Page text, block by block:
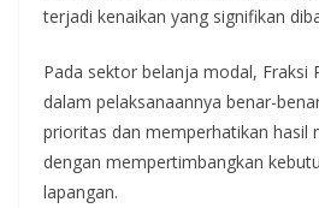
terjadi kenaikan yang signifikan
Pada sektor belanja modal, Fraksi
dalam pelaksanaannya benar-
prioritas dan memperhatikan hasil
dengan mempertimbangkan
lapangan.